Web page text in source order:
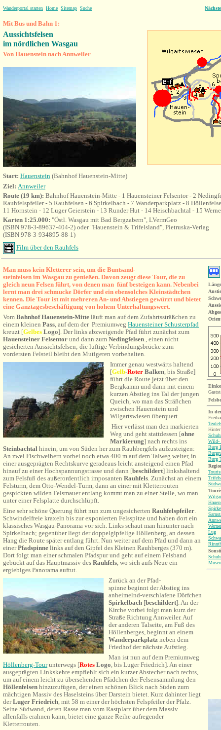
Wanderportal starten Home Sitemap Suche
Mit Bus und Bahn 1:
Aussichtsfelsen
im nördlichen Wasgau
Von Hauenstein nach Annweiler
Start: Hauenstein (BahnhofHauenstein-Mitte)
Ziel: Annweiler
Route (19 km): BahnhofHauenstein-Mitte - 1 Hauensteiner Felsentor - 2
Rauhfelspfeiler - 5 Rauhfelsen - 6 Spirkelbach - 7 Wanderparkplatz - 8
11 Hornstein - 12 Luger Geierstein - 13 Runder Hut - 14 Heischbachtal - 15
Karten 1:25.000: "Östl. Wasgau mit Bad Bergzabern", LVermGeo
(ISBN 978-3-89637-404-2) oder "Hauenstein & Trifelsland", Pietruska-Verlag
(ISBN 978-3-934895-88-1)
Film über den Rauhfels
Man muss kein Kletterer sein, um die Buntsand-
steinfelsen im Wasgau zu genießen. Davon zeugt diese Tour, die zu
gleich neun Felsen führt, von denen man fünf besteigen kann. Nebenbei
lernt man drei schmucke Dörfer und ein ebensolches Kleinstädtchen
kennen. Die Tour ist mit mehreren An- und Abstiegen gewürzt und bietet
eine Ganztagesbeschäftigung von hohem Unterhaltungswert.
Vom Bahnhof Hauenstein-Mitte läuft man auf dem Zufahrtssträßchen zu
einem kleinen Pass, auf dem der Premiumweg Hauensteiner Schusterpfad
kreuzt [Gelbes Logo]. Der links abzweigende Pfad führt zunächst zum
Hauensteiner Felsentor und dann zum Nedingfelsen., einen nicht
gesicherten Aussichtsfelsen; die luftige Verbindungsbrücke zum
vordersten Felsteil bleibt den Mutigeren vorbehalten.
Immer genau westwärts haltend
[Gelb-Roter Balken, bis Straße]
führt die Route jetzt über den
Bergkamm und dann mit einem
kurzen Abstieg ins Tal der jungen
Queich, wo man das Sträßchen
zwischen Hauenstein und
Wilgartswiesen überquert.
Hier verlässt man den markierten
Weg und geht stattdessen [ohne
Markierung] nach rechts ins
Steinbachtal hinein, um von Süden her zum Rauhbergfels aufzusteigen:
An zwei Fischweihern vorbei noch etwa 400 m auf dem Talweg weiter, in
einer ausgeprägten Rechtskurve geradeaus leicht ansteigend einen Pfad
hinauf zu einer Hochspannungstrasse und dann [beschildert] linkshaltend
zum Felsfuß des außerordentlich imposanten Rauhfels. Zunächst an einem
Felsturm, dem Otto-Wendel-Turm, dann an einer mit Kletterrouten
gespickten wilden Felsmauer entlang kommt man zu einer Stelle, wo man
unter einer Felsplatte durchschlüpft.
Eine sehr schöne Querung führt nun zum ungesicherten Rauhfelspfeiler.
Schwindelfreie kraxeln bis zur exponierten Felsspitze und haben dort ein
klassisches Wasgau-Panorama vor sich. Links schaut man hinunter nach
Spirkelbach; gegenüber liegt der doppelgipfelige Höllenberg, an dessen
Hang die Route später entlang führt. Nun weiter auf dem Pfad und dann an
einerPfadspinne links auf den Gipfel des Kleinen Rauhberges (370 m).
Dort folgt man einerschmalen Pfadspur und geht auf einem Felsband
gebückt auf das Hauptmassiv des Rauhfels, wo sich aufs Neue ein
ergiebiges Panorama auftut.
Zurück an der Pfad-
spinne beginnt der Abstieg ins
anheimelnd-verschlafene Dörfchen
Spirkelbach [beschildert]. An der
Kirche vorbei folgt man kurz der
Straße Richtung Annweiler. Auf
der anderen Talseite, am Fuß des
Höllenberges, beginnt an einem
Wanderparkplatz neben dem
Friedhof der nächste Aufstieg.
Man ist nun auf dem Premiumweg
Höllenberg-Tourunterwegs [Rotes Logo, bis Luger Friedrich]. An einer
ausgeprägten Linkskehre empfiehlt sich ein kurzer Abstecher nach rechts,
um auf einem leicht zu übersehenden Pfädchen der Felsensammlung den
Höllenfelsen hinzuzufügen, der einen schönen Blick nach Süden zum
mächtigen Massiv des Haselsteins über Darstein bietet. Kurz dahinter liegt
derLuger Friedrich, mit 58 m einer der höchsten Felspfeiler der Pfalz.
Seine Südwand, deren Rasse man vom Rastplatz über dem Massiv
allenfalls erahnen kann, bietet eine ganze Reihe aufregender
Kletterrouten.
In
Wild-
Burg
Burg
Lug